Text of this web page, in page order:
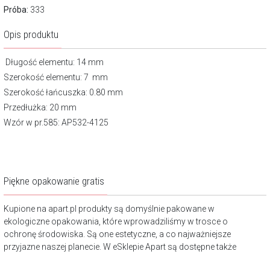
Próba: 333
Opis produktu
Długość elementu: 14 mm
Szerokość elementu: 7 mm
Szerokość łańcuszka: 0.80 mm
Przedłużka: 20 mm
Wzór w pr.585: AP532-4125
Piękne opakowanie gratis
Kupione na apart.pl produkty są domyślnie pakowane w
ekologiczne opakowania, które wprowadziliśmy w trosce o
ochronę środowiska. Są one estetyczne, a co najważniejsze
przyjazne naszej planecie. W eSklepie Apart są dostępne także